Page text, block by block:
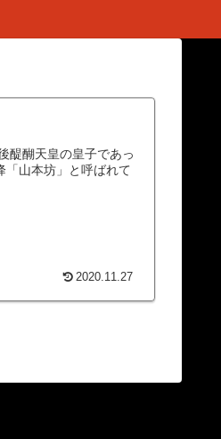
醍醐天皇の皇子であっ
「山本坊」と呼ばれて
2020.11.27